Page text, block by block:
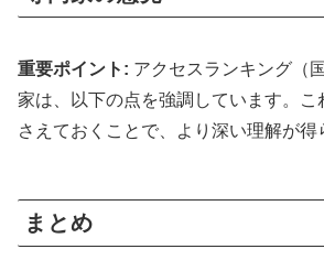
重要ポイント: アクセスランキング（
家は、以下の点を強調しています。こ
さえておくことで、より深い理解が得
まとめ